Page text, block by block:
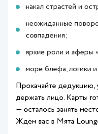
накал страстей и
неожиданные
совпадения;
яркие роли и аферы
море блефа, логики и
Прокачайте дедукцию,
держать лицо. Карты
— осталось занять
Ждём вас в Мята